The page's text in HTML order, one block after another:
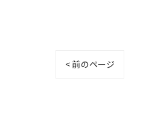
< 前のページ